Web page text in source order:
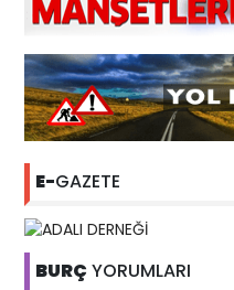
E-GAZETE
BURÇ YORUMLARI